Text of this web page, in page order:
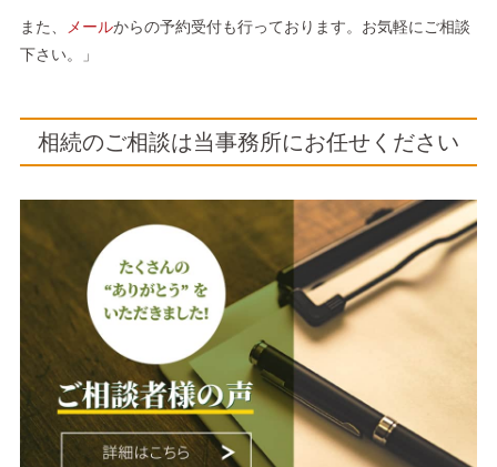
また、 メールからの予約受付も行っております。お気軽にご相談
下さい。」
相続のご相談は当事務所にお任せください